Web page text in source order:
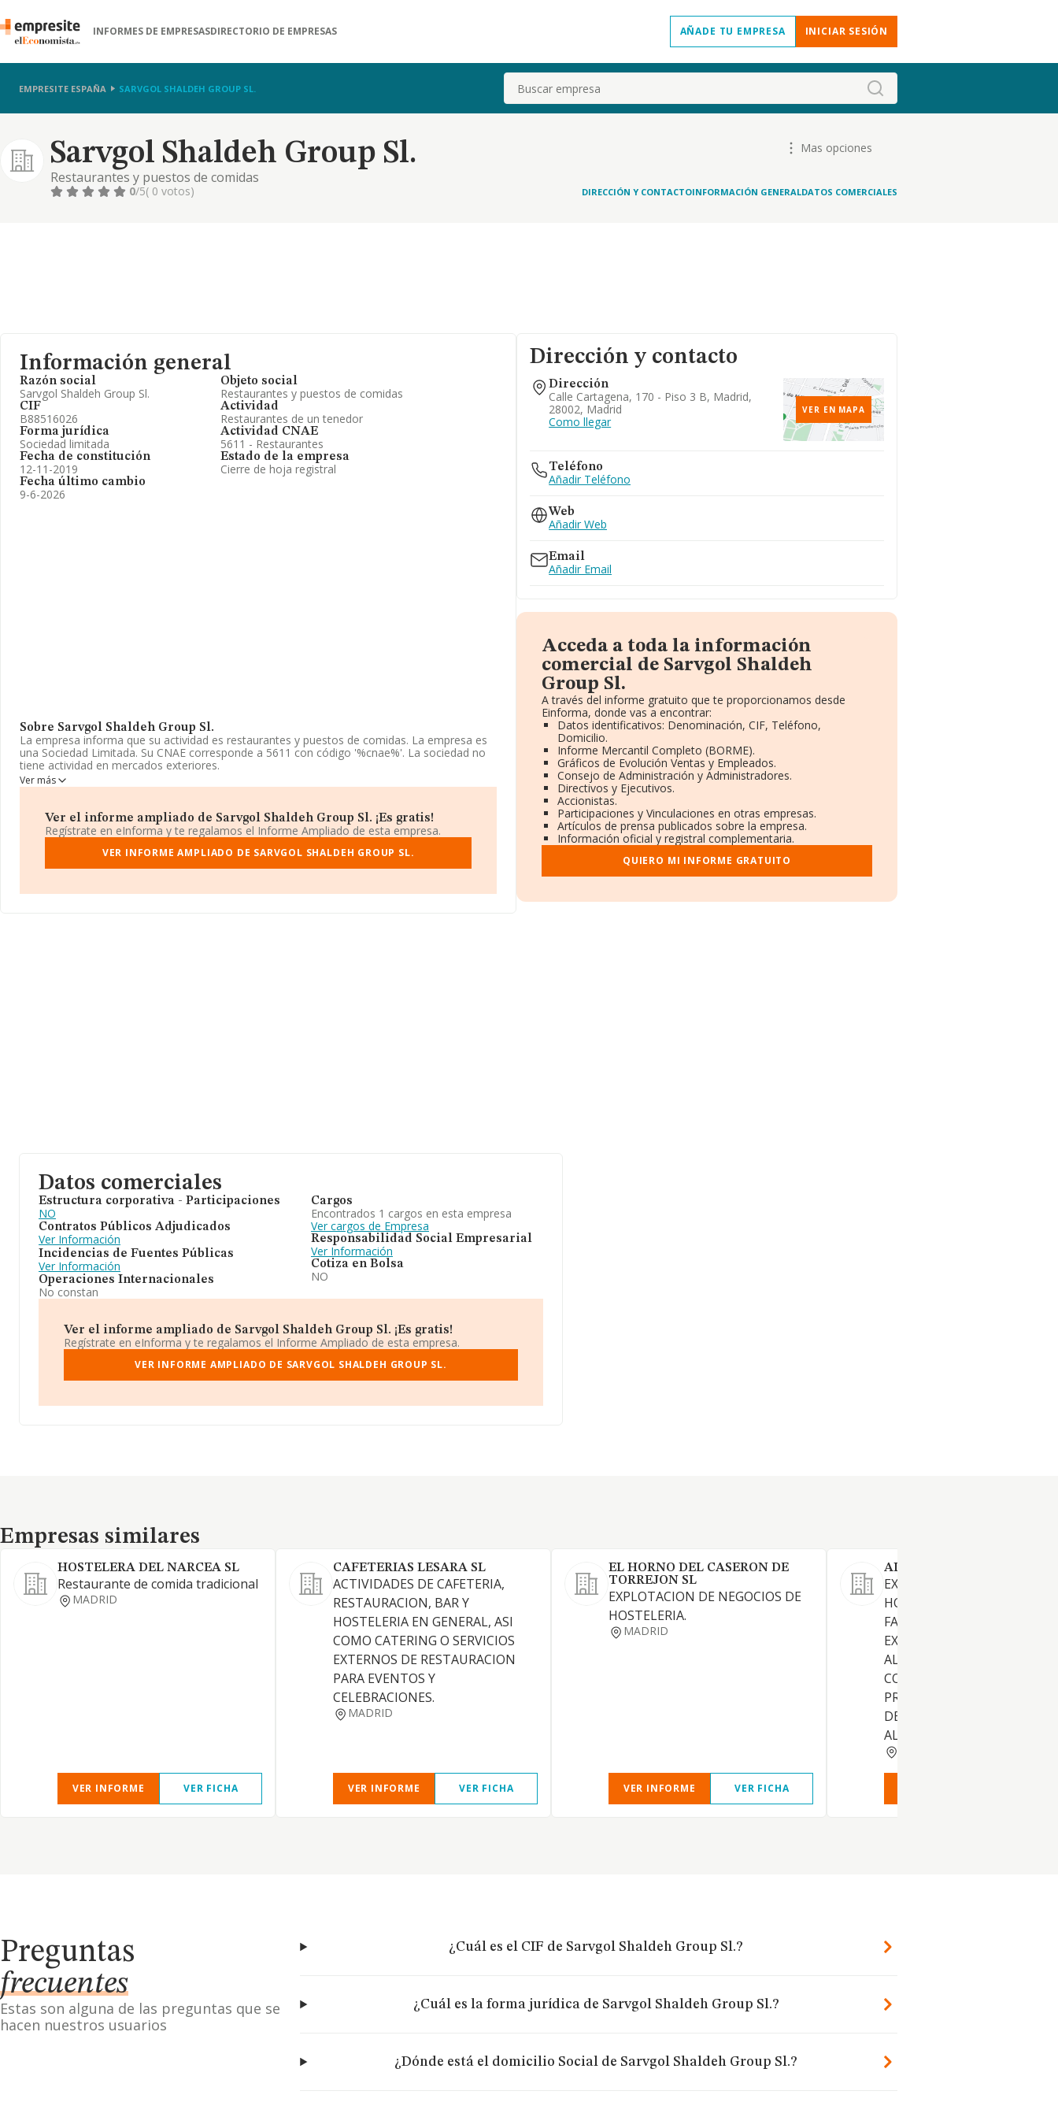
INFORMES DE EMPRESASDIRECTORIO DE EMPRESAS AÑADE TU EMPRESA INICIAR SESIÓN
EMPRESITE ESPAÑA SARVGOL SHALDEH GROUP SL. Buscar
Sarvgol Shaldeh Group Sl.
Restaurantes y puestos de comidas
Mas opciones
0/5( 0 votos) DIRECCIÓN Y CONTACTOINFORMACIÓN GENERALDATOS COMERCIALES
Información general
Razón social
Sarvgol Shaldeh Group Sl.
CIF
B88516026
Forma jurídica
Sociedad limitada
Fecha de constitución
12-11-2019
Fecha último cambio
9-6-2026
Objeto social
Restaurantes y puestos de comidas
Actividad
Restaurantes de un tenedor
Actividad CNAE
5611 - Restaurantes
Estado de la empresa
Cierre de hoja registral
Sobre Sarvgol Shaldeh Group Sl.
La empresa informa que su actividad es restaurantes y puestos de comidas. La empresa es
una Sociedad Limitada. Su CNAE corresponde a 5611 con código '%cnae%'. La sociedad no
tiene actividad en mercados exteriores.
La empresaSarvgol Shaldeh Group S.L, CIF B88516026, se encuentra en Calle Cartagena
En relación con el sector y disponiendo de los datos de hasta 142.938 empresas, la
facturación en el ámbito nacional alcanza los 31.947 millones de euros y la media de
facturación de ventas entre todas las compañías alcanza los 223 mil euros. Respecto a la
información de la provincia (hablamos de Madrid), en la base de datos INFORMA constan
ampliar la información relativa al ámbito de la empresa, la antigüedad alcanza los 12 años
Ver más
Ver el informe ampliado de Sarvgol Shaldeh Group Sl. ¡Es gratis!
Regístrate en eInforma y te regalamos el Informe Ampliado de esta empresa.
VER INFORME AMPLIADO DE SARVGOL SHALDEH GROUP SL.
Dirección y contacto
Dirección
Calle Cartagena, 170 - Piso 3 B, Madrid,
28002, Madrid
Como llegar
VER EN MAPA
Teléfono
Añadir Teléfono
Web
Añadir Web
Email
Añadir Email
Acceda a toda la información
comercial de Sarvgol Shaldeh
Group Sl.
A través del informe gratuito que te proporcionamos desde
Einforma, donde vas a encontrar:
Datos identificativos: Denominación, CIF, Teléfono,
Domicilio.
Informe Mercantil Completo (BORME).
Gráficos de Evolución Ventas y Empleados.
Consejo de Administración y Administradores.
Directivos y Ejecutivos.
Accionistas.
Participaciones y Vinculaciones en otras empresas.
Artículos de prensa publicados sobre la empresa.
Información oficial y registral complementaria.
QUIERO MI INFORME GRATUITO
Datos comerciales
Estructura corporativa - Participaciones
NO
Contratos Públicos Adjudicados
Ver Información
Incidencias de Fuentes Públicas
Ver Información
Operaciones Internacionales
No constan
Cargos
Encontrados 1 cargos en esta empresa
Ver cargos de Empresa
Responsabilidad Social Empresarial
Ver Información
Cotiza en Bolsa
NO
Ver el informe ampliado de Sarvgol Shaldeh Group Sl. ¡Es gratis!
Regístrate en eInforma y te regalamos el Informe Ampliado de esta empresa.
VER INFORME AMPLIADO DE SARVGOL SHALDEH GROUP SL.
Empresas similares
Empresas similares
HOSTELERA DEL NARCEA SL
Restaurante de comida tradicional
MADRID
VER INFORME VER FICHA
CAFETERIAS LESARA SL
ACTIVIDADES DE CAFETERIA,
RESTAURACION, BAR Y
HOSTELERIA EN GENERAL, ASI
COMO CATERING O SERVICIOS
EXTERNOS DE RESTAURACION
PARA EVENTOS Y
CELEBRACIONES.
MADRID
VER INFORME VER FICHA
EL HORNO DEL CASERON DE
TORREJON SL
EXPLOTACION DE NEGOCIOS DE
HOSTELERIA.
MADRID
VER INFORME VER FICHA
ALIANZA DE ORO SL
EXPLOTACION DE
HOSTELERIA EN GENERAL.
FABRICACION
EXPORTACION,
ALMACENAMIENTO Y
COMERCIALIZACION POR
PROPIA Y AJENA DE TODA
DE PRODUCTOS DE LA
ALIMENTACION. ETC.
Preguntas
frecuentes
Estas son alguna de las preguntas que se
hacen nuestros usuarios
¿Cuál es el CIF de Sarvgol Shaldeh Group Sl.?
¿Cuál es la forma jurídica de Sarvgol Shaldeh Group Sl.?
¿Dónde está el domicilio Social de Sarvgol Shaldeh Group Sl.?